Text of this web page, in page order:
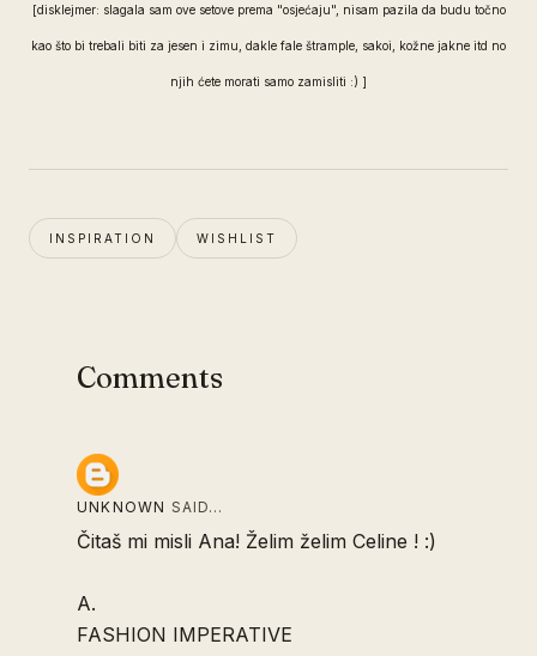
[disklejmer: slagala sam ove setove prema "osjećaju", nisam pazila da budu točno
kao što bi trebali biti za jesen i zimu, dakle fale štrample, sakoi, kožne jakne itd no
njih ćete morati samo zamisliti :) ]
INSPIRATION WISHLIST
Comments
UNKNOWN SAID…
Čitaš mi misli Ana! Želim želim Celine ! :)
A.
FASHION IMPERATIVE